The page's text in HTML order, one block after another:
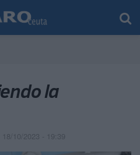
la
18/10/2023 - 19:39